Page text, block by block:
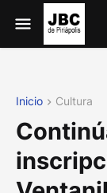
Inicio Cultura